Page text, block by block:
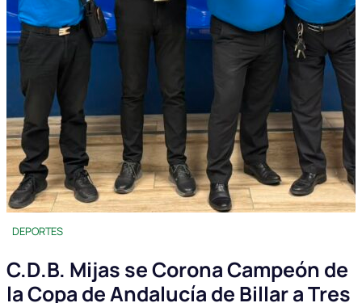
DEPORTES
C.D.B. Mijas se Corona Campeón de
la Copa de Andalucía de Billar a Tres